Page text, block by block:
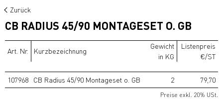
Zurück
CB RADIUS 45/90 MONTAGESET O. GB
Art. Nr. Kurzbezeichnung
Gewicht
in KG
Listenpreis
€/ST
107968 CB Radius 45/90 Montageset o. GB 2 79,70
Preise exkl. 20% USt.